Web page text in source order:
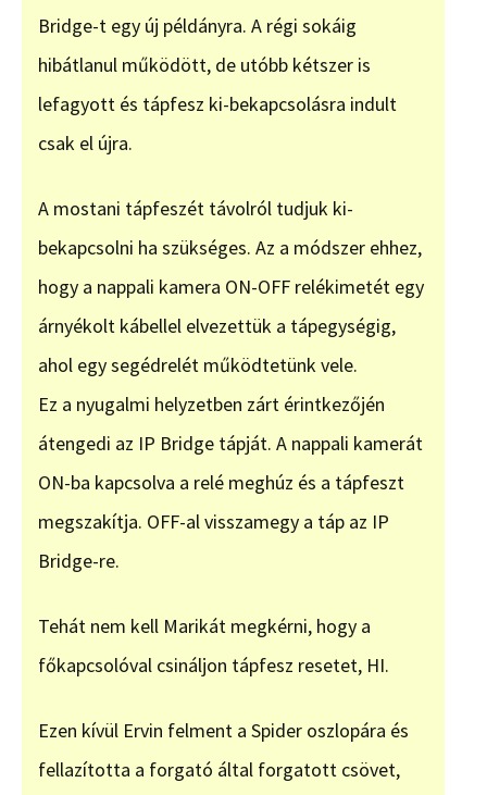
Bridge-t egy új példányra. A régi sokáig
hibátlanul működött, de utóbb kétszer is
lefagyott és tápfesz ki-bekapcsolásra indult
csak el újra.
A mostani tápfeszét távolról tudjuk ki-
bekapcsolni ha szükséges. Az a módszer ehhez,
hogy a nappali kamera ON-OFF relékimetét egy
árnyékolt kábellel elvezettük a tápegységig,
ahol egy segédrelét működtetünk vele.
Ez a nyugalmi helyzetben zárt érintkezőjén
átengedi az IP Bridge tápját. A nappali kamerát
ON-ba kapcsolva a relé meghúz és a tápfeszt
megszakítja. OFF-al visszamegy a táp az IP
Bridge-re.
Tehát nem kell Marikát megkérni, hogy a
főkapcsolóval csináljon tápfesz resetet, HI.
Ezen kívül Ervin felment a Spider oszlopára és
fellazította a forgató által forgatott csövet,